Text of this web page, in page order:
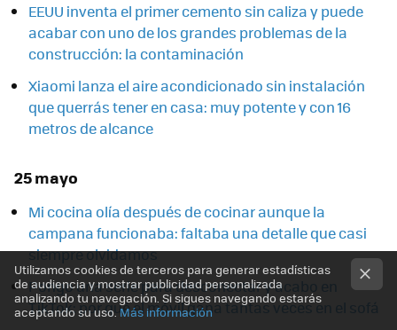
EEUU inventa el primer cemento sin caliza y puede
acabar con uno de los grandes problemas de la
construcción: la contaminación
Xiaomi lanza el aire acondicionado sin instalación
que querrás tener en casa: muy potente y con 16
metros de alcance
25 mayo
Mi cocina olía después de cocinar aunque la
campana funcionaba: faltaba una detalle que casi
siempre olvidamos
Pongo una serie para desconectar y acabo en
TikTok: por qué el móvil gana tantas veces en el sofá
Utilizamos cookies de terceros para generar estadísticas
de audiencia y mostrar publicidad personalizada
analizando tu navegación. Si sigues navegando estarás
aceptando su uso. Más información